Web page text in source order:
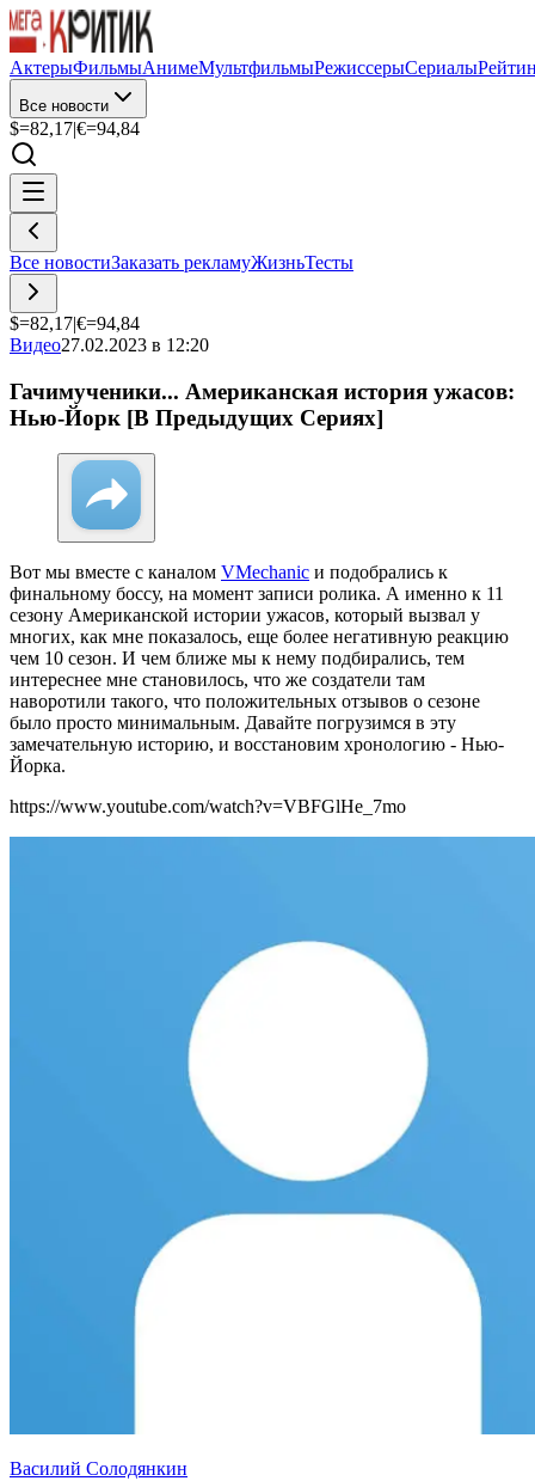
АктерыФильмыАнимеМультфильмыРежиссерыСериалы
Все новости
$=82,17|€=94,84
Все новостиЗаказать рекламуЖизньТесты
$=82,17|€=94,84
Видео27.02.2023 в 12:20
Гачимученики... Американская история ужасов:
Нью-Йорк [В Предыдущих Сериях]
Вот мы вместе с каналом VMechanic и подобрались к
финальному боссу, на момент записи ролика. А именно к 11
сезону Американской истории ужасов, который вызвал у
многих, как мне показалось, еще более негативную реакцию
чем 10 сезон. И чем ближе мы к нему подбирались, тем
интереснее мне становилось, что же создатели там
наворотили такого, что положительных отзывов о сезоне
было просто минимальным. Давайте погрузимся в эту
замечательную историю, и восстановим хронологию - Нью-
Йорка.
https://www.youtube.com/watch?v=VBFGlHe_7mo
Василий Солодянкин